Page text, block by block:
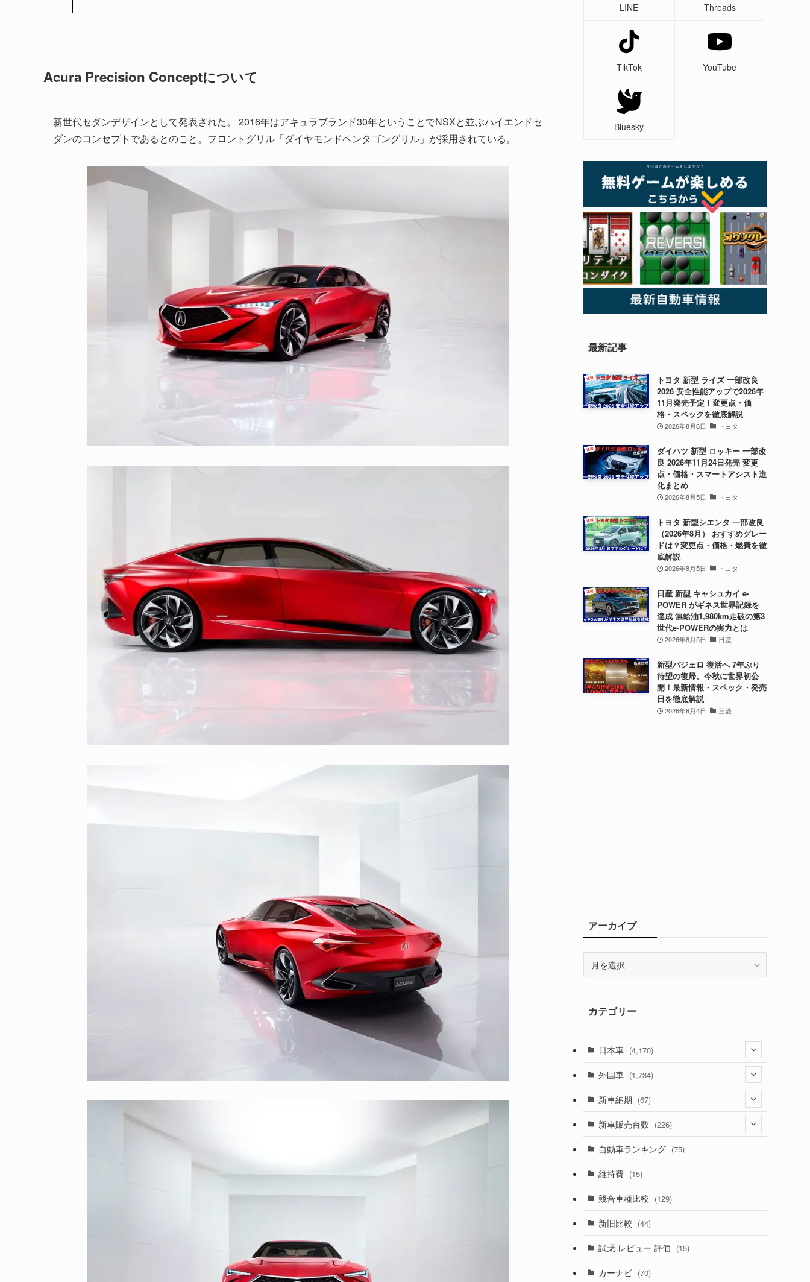
Acura Precision Conceptについて
新世代セダンデザインとして発表された。 2016年はアキュラブランド30年ということでNSXと並ぶハイエンドセ
ダンのコンセプトであるとのこと。フロントグリル「ダイヤモンドペンタゴングリル」が採用されている。
LINE Threads
TikTok YouTube
Bluesky
最新記事
トヨタ 新型 ライズ 一部改良
2026 安全性能アップで2026年
11月発売予定！変更点・価
格・スペックを徹底解説
2026年8月6日 トヨタ
ダイハツ 新型 ロッキー 一部改
良 2026年11月24日発売 変更
点・価格・スマートアシスト進
化まとめ
2026年8月5日 トヨタ
トヨタ 新型シエンタ 一部改良
（2026年8月） おすすめグレー
ドは？変更点・価格・燃費を徹
底解説
2026年8月5日 トヨタ
日産 新型 キャシュカイ e-
POWER がギネス世界記録を
達成 無給油1,980km走破の第3
世代e-POWERの実力とは
2026年8月5日 日産
新型パジェロ 復活へ 7年ぶり
待望の復帰、今秋に世界初公
開！最新情報・スペック・発売
日を徹底解説
2026年8月4日 三菱
アーカイブ
ブカテゴリー
日本車 (4,170)
(1,320)
(329)
(525)
(356)
(328)
(194)
(230)
(253)
外国車 (1,734)
(188)
(242)
(85)
(84)
(14)
(222)
新車納期 (67)
(28)
(8)
(3)
(3)
(5)
新車販売台数 (226)
(21)
(5)
(7)
自動車ランキング (75)
維持費 (15)
競合車種比較 (129)
新旧比較 (44)
試乗 レビュー 評価 (15)
カーナビ (70)